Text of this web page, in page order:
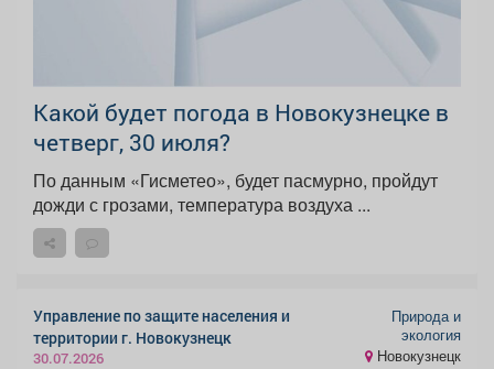
Какой будет погода в Новокузнецке в
четверг, 30 июля?
По данным «Гисметео», будет пасмурно, пройдут
дожди с грозами, температура воздуха ...
Управление по защите населения и
территории г. Новокузнецк
30.07.2026
Природа и
экология
Новокузнецк